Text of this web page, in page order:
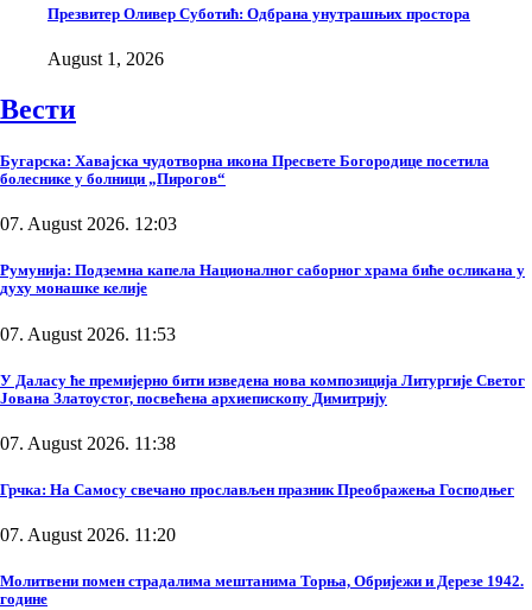
Презвитер Оливер Суботић: Одбрана унутрашњих простора
August 1, 2026
Вести
Бугарска: Хавајска чудотворна икона Пресвете Богородице посетила
болеснике у болници „Пирогов“
07. August 2026. 12:03
Румунија: Подземна капела Националног саборног храма биће осликана у
духу монашке келије
07. August 2026. 11:53
У Даласу ће премијерно бити изведена нова композиција Литургије Светог
Јована Златоустог, посвећена архиепископу Димитрију
07. August 2026. 11:38
Грчка: На Самосу свечано прослављен празник Преображења Господњег
07. August 2026. 11:20
Молитвени помен страдалима мештанима Торња, Обријежи и Дерезе 1942.
године